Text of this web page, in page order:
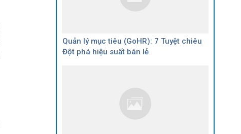
Quản lý mục tiêu (GoHR): 7 Tuyệt chiêu
Đột phá hiệu suất bán lẻ